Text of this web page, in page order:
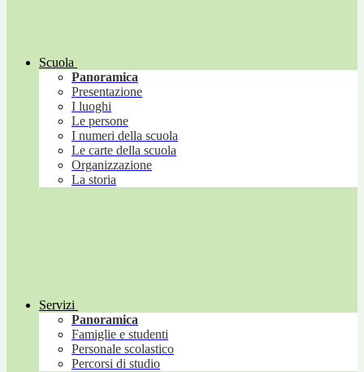
Scuola
Panoramica
Presentazione
I luoghi
Le persone
I numeri della scuola
Le carte della scuola
Organizzazione
La storia
Servizi
Panoramica
Famiglie e studenti
Personale scolastico
Percorsi di studio